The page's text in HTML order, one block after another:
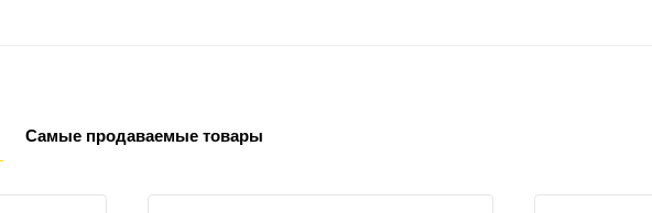
Самые продаваемые товары